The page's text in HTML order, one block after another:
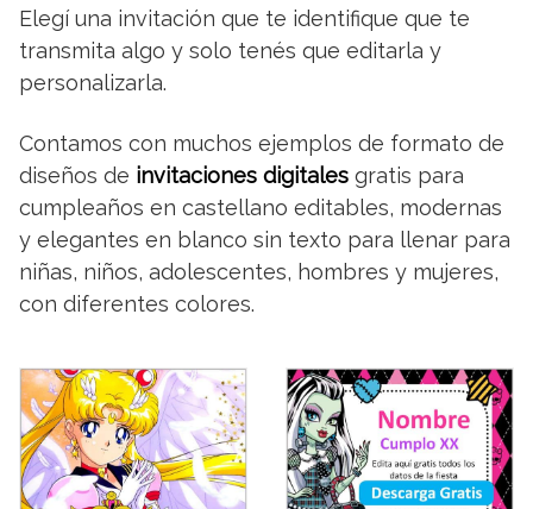
Elegí una invitación que te identifique que te
transmita algo y solo tenés que editarla y
personalizarla.
Contamos con muchos ejemplos de formato de
diseños de invitaciones digitales gratis para
cumpleaños en castellano editables, modernas
y elegantes en blanco sin texto para llenar para
niñas, niños, adolescentes, hombres y mujeres,
con diferentes colores.